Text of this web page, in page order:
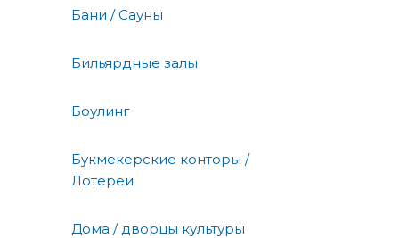
Бани / Сауны
Бильярдные залы
Боулинг
Букмекерские конторы /
Лотереи
Дома / дворцы культуры